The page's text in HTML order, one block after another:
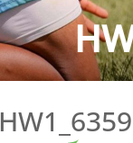
HW1_6359